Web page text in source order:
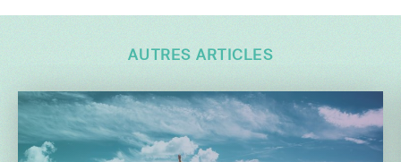
AUTRES ARTICLES